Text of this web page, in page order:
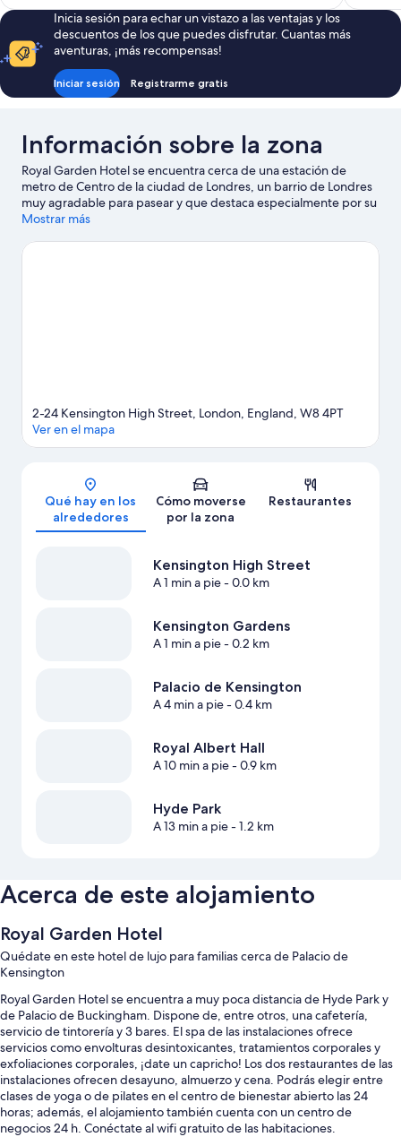
de
157 €
Inicia sesión para echar un vistazo a las ventajas y los
descuentos de los que puedes disfrutar. Cuantas más
aventuras, ¡más recompensas!
Iniciar sesión Registrarme gratis
Información sobre la zona
Royal Garden Hotel se encuentra cerca de una estación de
metro de Centro de la ciudad de Londres, un barrio de Londres
muy agradable para pasear y que destaca especialmente por su
gran variedad de tiendas. Además de visitar lugares
Buckingham, puedes rodearte de naturaleza en Hyde Park.
Mostrar más
Mapa
2-24 Kensington High Street, London, England, W8 4PT
Ver en el mapa
Qué hay en los
alrededores
Cómo moverse
por la zona
Restaurantes
Kensington High Street
A 1 min a pie- 0.0 km
Kensington Gardens
A 1 min a pie- 0.2 km
Palacio de Kensington
A 4 min a pie- 0.4 km
Royal Albert Hall
A 10 min a pie- 0.9 km
Hyde Park
A 13 min a pie- 1.2 km
Acerca de este alojamiento
Royal Garden Hotel
Quédate en este hotel de lujo para familias cerca de Palacio de
Kensington
Royal Garden Hotel se encuentra a muy poca distancia de Hyde Park y
de Palacio de Buckingham. Dispone de, entre otros, una cafetería,
servicio de tintorería y 3 bares. El spa de las instalaciones ofrece
servicios como envolturas desintoxicantes, tratamientos corporales y
exfoliaciones corporales, ¡date un capricho! Los dos restaurantes de las
instalaciones ofrecen desayuno, almuerzo y cena. Podrás elegir entre
clases de yoga o de pilates en el centro de bienestar abierto las 24
horas; además, el alojamiento también cuenta con un centro de
negocios 24 h. Conéctate al wifi gratuito de las habitaciones.